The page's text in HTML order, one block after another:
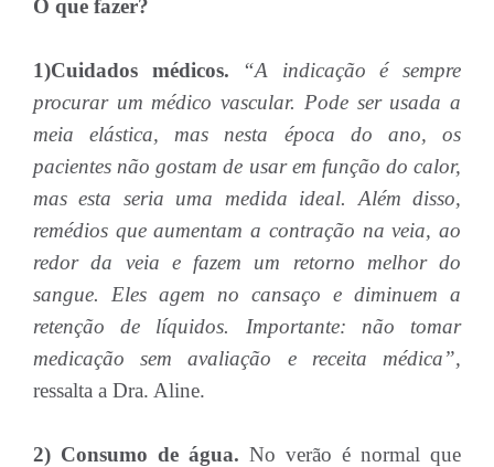
O que fazer?
1)Cuidados médicos.
“A indicação é sempre
procurar um médico vascular. Pode ser usada a
meia elástica, mas nesta época do ano, os
pacientes não gostam de usar em função do calor,
mas esta seria uma medida ideal. Além disso,
remédios que aumentam a contração na veia, ao
redor da veia e fazem um retorno melhor do
sangue. Eles agem no cansaço e diminuem a
retenção de líquidos. Importante: não tomar
medicação sem avaliação e receita médica”,
ressalta a Dra. Aline.
2) Consumo de água. No verão é normal que